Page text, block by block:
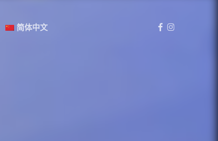
简体中文 Facebook
Instagram